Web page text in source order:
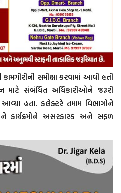
સમીક્ષા કરવામાં આવી હતી
માટે સંબંધિત અધિકારીઓને જરૂરી
હતા. કલેક્ટરે તમામ વિભાગોને
કાર્યક્રમોને અસરકારક અને સફળ